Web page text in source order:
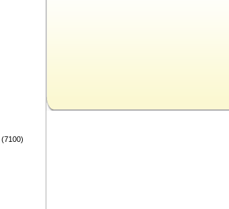
(7100)